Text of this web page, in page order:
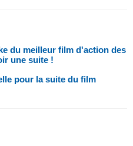
du meilleur film d'action des
une suite !
pour la suite du film